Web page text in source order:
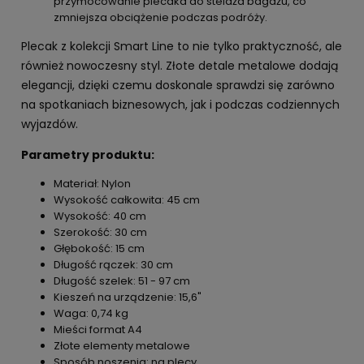
zmniejsza obciążenie podczas podróży.
Plecak z kolekcji Smart Line to nie tylko praktyczność, ale
również nowoczesny styl. Złote detale metalowe dodają
elegancji, dzięki czemu doskonale sprawdzi się zarówno
na spotkaniach biznesowych, jak i podczas codziennych
wyjazdów.
Parametry produktu:
Materiał: Nylon
Wysokość całkowita: 45 cm
Wysokość: 40 cm
Szerokość: 30 cm
Głębokość: 15 cm
Długość rączek: 30 cm
Długość szelek: 51 - 97 cm
Kieszeń na urządzenie: 15,6"
Waga: 0,74 kg
Mieści format A4
Złote elementy metalowe